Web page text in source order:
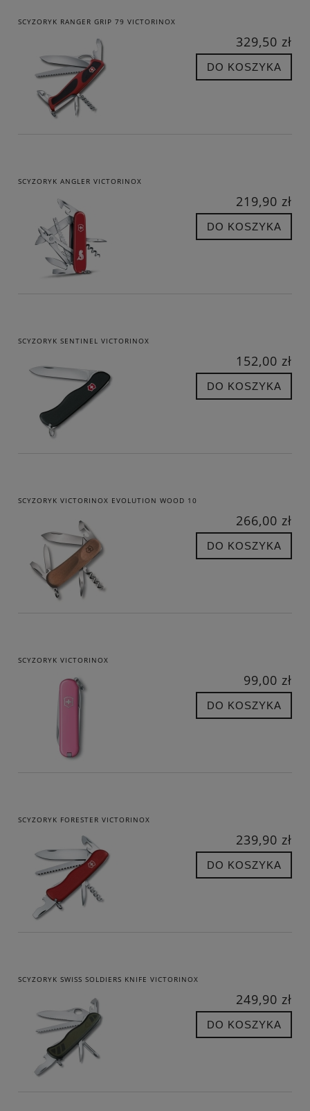
SCYZORYK RANGER GRIP 79 VICTORINOX
329,50 zł
DO KOSZYKA
SCYZORYK ANGLER VICTORINOX
219,90 zł
DO KOSZYKA
SCYZORYK SENTINEL VICTORINOX
152,00 zł
DO KOSZYKA
SCYZORYK VICTORINOX EVOLUTION WOOD 10
266,00 zł
DO KOSZYKA
SCYZORYK VICTORINOX
99,00 zł
DO KOSZYKA
SCYZORYK FORESTER VICTORINOX
239,90 zł
DO KOSZYKA
SCYZORYK SWISS SOLDIERS KNIFE VICTORINOX
249,90 zł
DO KOSZYKA